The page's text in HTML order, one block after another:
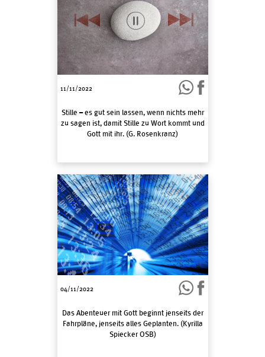
11/11/2022
Stille – es gut sein lassen, wenn nichts mehr
zu sagen ist, damit Stille zu Wort kommt und
Gott mit ihr. (G. Rosenkranz)
04/11/2022
Das Abenteuer mit Gott beginnt jenseits der
Fahrpläne, jenseits alles Geplanten. (Kyrilla
Spiecker OSB)